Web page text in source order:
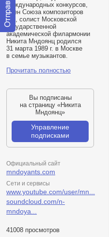
международных конкурсов,
член Союза композиторов
РФ, солист Московской
государственной
академической филармонии
Никита Мндоянц родился
31 марта 1989 г. в Москве
в семье музыкантов.
Прочитать полностью
Вы подписаны
на страницу «Никита
Мндоянц»
Управление
подписками
Официальный сайт
mndoyants.com
Сети и сервисы
www.youtube.com/user/mn...
soundcloud.com/n-
mndoya...
41008 просмотров
Отправить
сообщение
модератору